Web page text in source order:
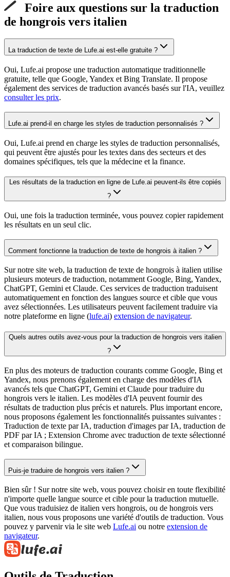
Foire aux questions sur la traduction
de hongrois vers italien
La traduction de texte de Lufe.ai est-elle gratuite ?
Oui, Lufe.ai propose une traduction automatique traditionnelle
gratuite, telle que Google, Yandex et Bing Translate. Il propose
également des services de traduction avancés basés sur l'IA, veuillez
consulter les prix.
Lufe.ai prend-il en charge les styles de traduction personnalisés ?
Oui, Lufe.ai prend en charge les styles de traduction personnalisés,
qui peuvent être ajustés pour les textes dans des secteurs et des
domaines spécifiques, tels que la médecine et la finance.
Les résultats de la traduction en ligne de Lufe.ai peuvent-ils être copiés
?
Oui, une fois la traduction terminée, vous pouvez copier rapidement
les résultats en un seul clic.
Comment fonctionne la traduction de texte de hongrois à italien ?
Sur notre site web, la traduction de texte de hongrois à italien utilise
plusieurs moteurs de traduction, notamment Google, Bing, Yandex,
ChatGPT, Gemini et Claude. Ces services de traduction traduisent
automatiquement en fonction des langues source et cible que vous
avez sélectionnées. Les utilisateurs peuvent facilement traduire via
notre plateforme en ligne (lufe.ai) extension de navigateur.
Quels autres outils avez-vous pour la traduction de hongrois vers italien
?
En plus des moteurs de traduction courants comme Google, Bing et
Yandex, nous prenons également en charge des modèles d'IA
avancés tels que ChatGPT, Gemini et Claude pour traduire du
hongrois vers le italien. Les modèles d'IA peuvent fournir des
résultats de traduction plus précis et naturels. Plus important encore,
nous proposons également les fonctionnalités puissantes suivantes :
Traduction de texte par IA, traduction d'images par IA, traduction de
PDF par IA ; Extension Chrome avec traduction de texte sélectionné
et comparaison bilingue.
Puis-je traduire de hongrois vers italien ?
Bien sûr ! Sur notre site web, vous pouvez choisir en toute flexibilité
n'importe quelle langue source et cible pour la traduction mutuelle.
Que vous traduisiez de italien vers hongrois, ou de hongrois vers
italien, nous vous proposons une variété d'outils de traduction. Vous
pouvez y parvenir via le site web Lufe.ai ou notre extension de
navigateur.